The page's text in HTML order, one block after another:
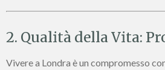
2. Qualità della Vita:
Vivere a Londra è un compromesso